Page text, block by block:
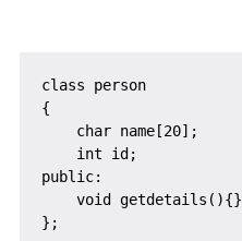
class person
{
    char name[20];
    int id;
public:
    void getdetails(){}
};